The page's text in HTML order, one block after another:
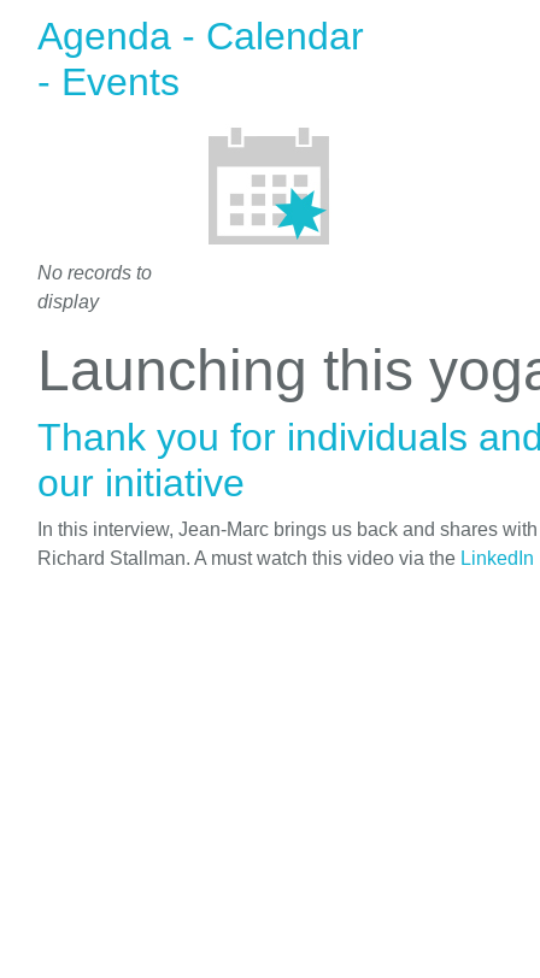
Agenda - Calendar
- Events
No records to
display
Launching this
Thank you for individuals
our initiative
In this interview, Jean-Marc brings us back and shares
Richard Stallman. A must watch this video via the LinkedIn